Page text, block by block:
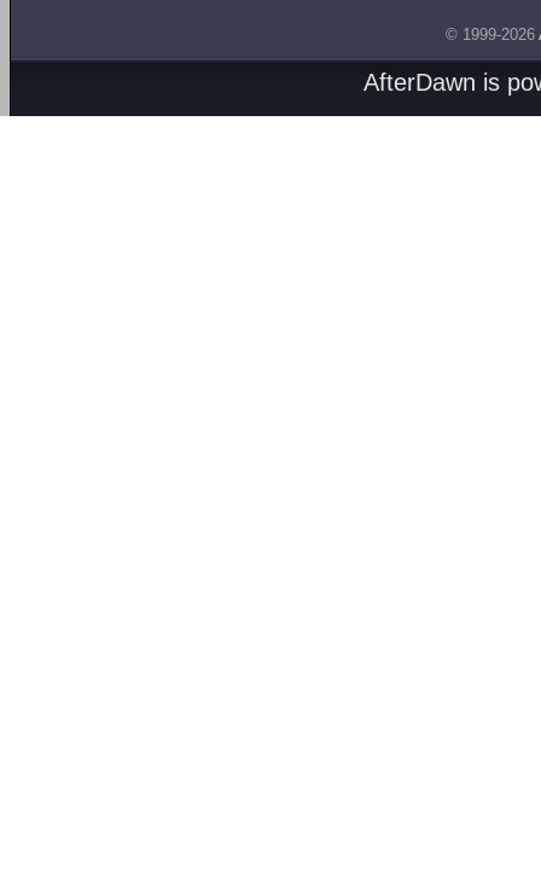
© 1999-2026
AfterDawn is